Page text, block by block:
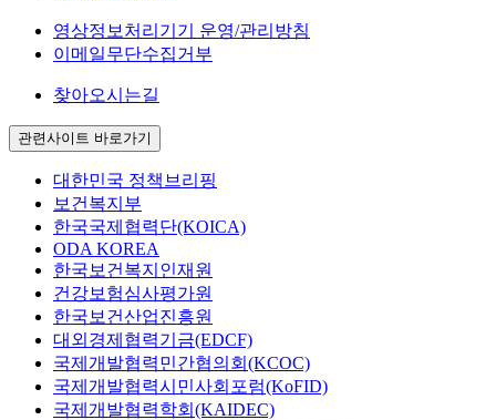
영상정보처리기기 운영/관리방침
이메일무단수집거부
찾아오시는길
관련사이트 바로가기
대한민국 정책브리핑
보건복지부
한국국제협력단(KOICA)
ODA KOREA
한국보건복지인재원
건강보험심사평가원
한국보건산업진흥원
대외경제협력기금(EDCF)
국제개발협력민간협의회(KCOC)
국제개발협력시민사회포럼(KoFID)
국제개발협력학회(KAIDEC)